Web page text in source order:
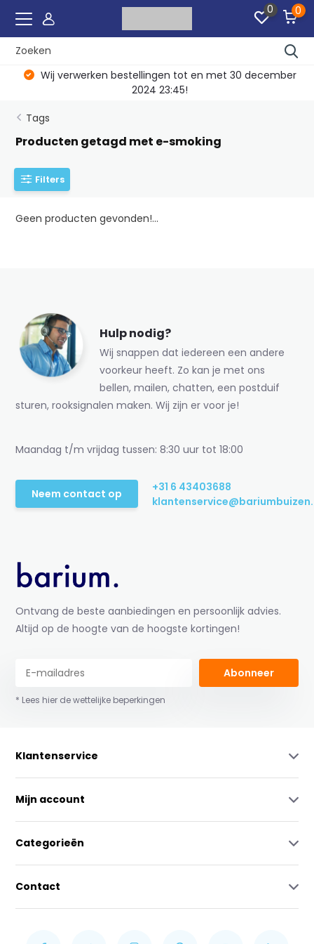
0 0
Wij verwerken bestellingen tot en met 30 december
2024 23:45!
Tags
Producten getagd met e-smoking
Filters
Geen producten gevonden!...
Hulp nodig?
Wij snappen dat iedereen een andere
voorkeur heeft. Zo kan je met ons
bellen, mailen, chatten, een postduif
sturen, rooksignalen maken. Wij zijn er voor je!
Maandag t/m vrijdag tussen: 8:30 uur tot 18:00
Neem contact op
+31 6 43403688
Ontvang de beste aanbiedingen en persoonlijk advies.
Altijd op de hoogte van de hoogste kortingen!
Abonneer
* Lees hier de wettelijke beperkingen
Klantenservice
Mijn account
Categorieën
Contact